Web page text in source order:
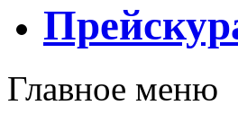
Главное меню